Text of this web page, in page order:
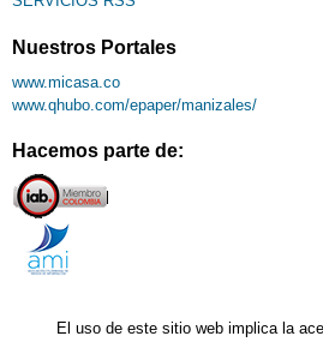
Nuestros Portales
www.micasa.co
www.qhubo.com/epaper/manizales/
Hacemos parte de:
El uso de este sitio web implica la